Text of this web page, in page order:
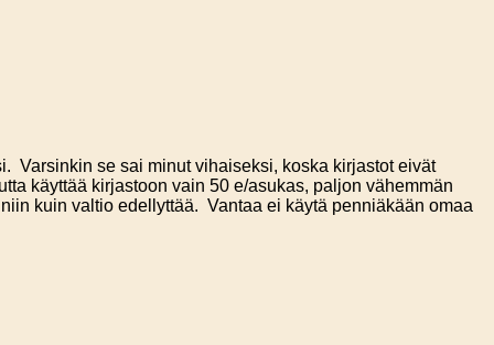
Varsinkin se sai minut vihaiseksi, koska kirjastot eivät
käyttää kirjastoon vain 50 e/asukas, paljon vähemmän
kuin valtio edellyttää. Vantaa ei käytä penniäkään omaa